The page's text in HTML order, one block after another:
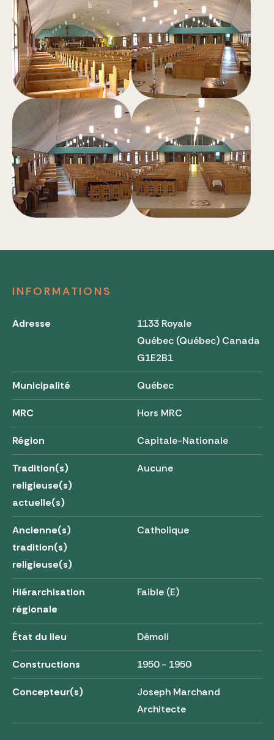
INFORMATIONS
Adresse
1133 Royale
Québec (Québec) Canada
G1E2B1
Municipalité Québec
MRC Hors MRC
Région Capitale-Nationale
Tradition(s)
religieuse(s)
actuelle(s)
Aucune
Ancienne(s)
tradition(s)
religieuse(s)
Catholique
Hiérarchisation
régionale
Faible (E)
État du lieu Démoli
Constructions 1950 - 1950
Concepteur(s)
Joseph Marchand
Architecte